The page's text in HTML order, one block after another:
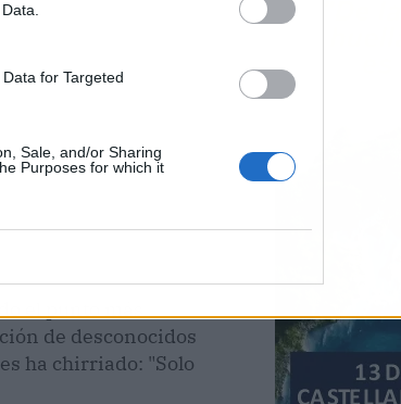
for Targeted
Sale, and/or Sharing
Purposes for which it
de desconocidos
ha chirriado: "Solo